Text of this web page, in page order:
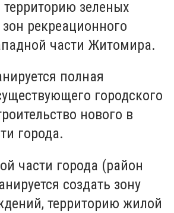
территорию зеленых
рекреационного
части Житомира.
полная
городского
нового в
города.
части города (район
создать зону
территорию жилой